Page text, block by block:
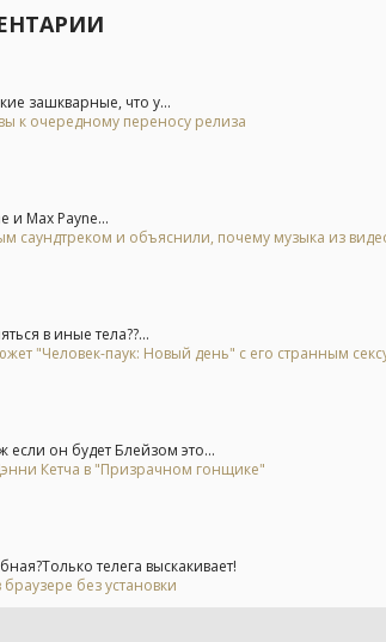
зашкварные, что у...
к очередному переносу релиза
и Max Payne...
и объяснили, почему музыка из
в иные тела??...
"Человек-паук: Новый день" с его странным
если он будет Блейзом это...
Кетча в "Призрачном гонщике"
телега выскакивает!
браузере без установки